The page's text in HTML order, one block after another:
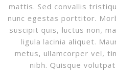
mattis. Sed convallis
nunc egestas porttitor.
suscipit quis, luctus non,
ligula lacinia aliquet.
metus, ullamcorper vel,
nibh. Quisque